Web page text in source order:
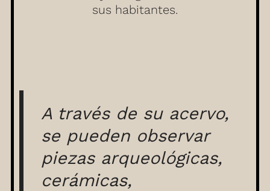
sus habitantes.
A través de su acervo,
se pueden observar
piezas arqueológicas,
cerámicas,